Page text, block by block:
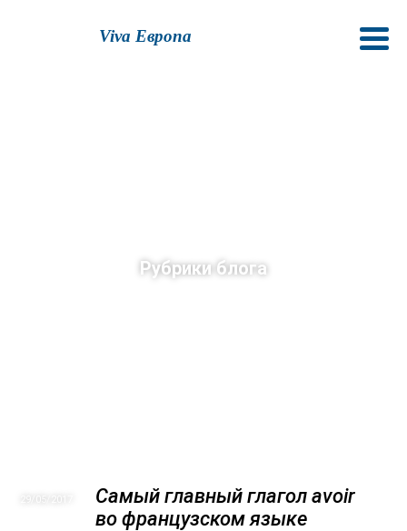
Viva Европа
Рубрики блога
Самый главный глагол avoir
во французском языке